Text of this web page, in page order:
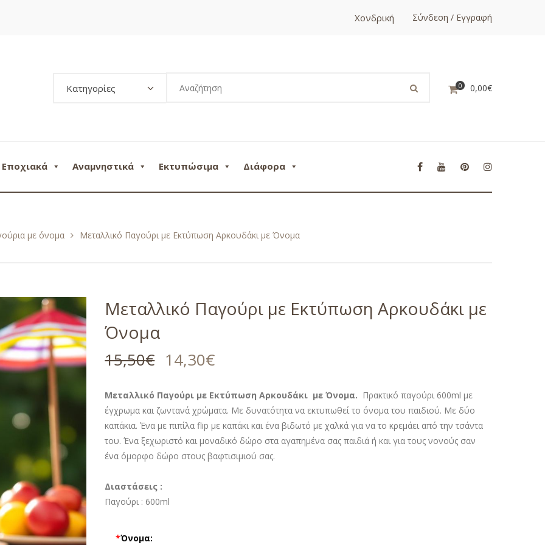
Χονδρική Σύνδεση / Εγγραφή
Κατηγορίες 0 0,00€
Εποχιακά Αναμνηστικά Εκτυπώσιμα Διάφορα
με όνομα Μεταλλικό Παγούρι με Εκτύπωση Αρκουδάκι με Όνομα
Μεταλλικό Παγούρι με Εκτύπωση Αρκουδάκι με
Όνομα
15,50€ 14,30€
Μεταλλικό Παγούρι με Εκτύπωση Αρκουδάκι με Όνομα. Πρακτικό παγούρι 600ml με
έγχρωμα και ζωντανά χρώματα. Με δυνατότητα να εκτυπωθεί το όνομα του παιδιού. Με δύο
καπάκια. Ένα με πιπίλα flip με καπάκι και ένα βιδωτό με χαλκά για να το κρεμάει από την τσάντα
του. Ένα ξεχωριστό και μοναδικό δώρο στα αγαπημένα σας παιδιά ή και για τους νονούς σαν
ένα όμορφο δώρο στους βαφτισιμιού σας.
Διαστάσεις :
Παγούρι : 600ml
*Όνομα: